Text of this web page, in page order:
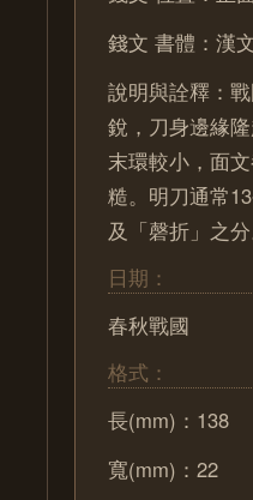
錢文 書體：漢
說明與詮釋：
銳，刀身邊緣
末環較小，面
糙。明刀通常
及「磬折」之分
日期：
春秋戰國
格式：
長(mm)：138
寬(mm)：22